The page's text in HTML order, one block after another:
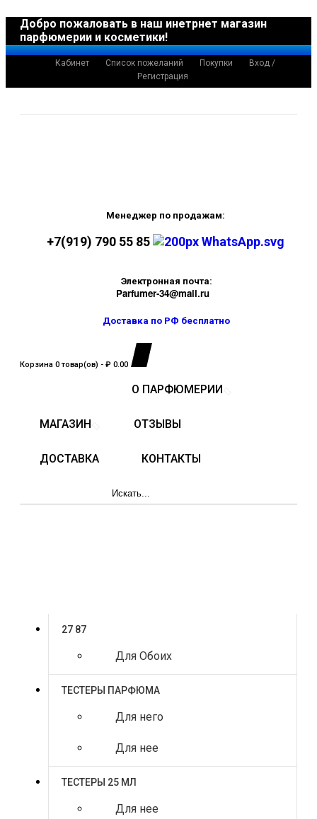
Добро пожаловать в наш инетрнет магазин
парфюмерии и косметики!
Кабинет Список пожеланий Покупки
Вход /
Регистрация
Менеджер по продажам:
+7(919) 790 55 85
Электронная почта:
Parfumer-34@mail.ru
Доставка по РФ бесплатно
Корзина 0 товар(ов) - ₽ 0.00
О ПАРФЮМЕРИИ
МАГАЗИН ОТЗЫВЫ
ДОСТАВКА КОНТАКТЫ
27 87
Для Обоих
ТЕСТЕРЫ ПАРФЮМА
Для него
Для нее
ТЕСТЕРЫ 25 МЛ
Для нее